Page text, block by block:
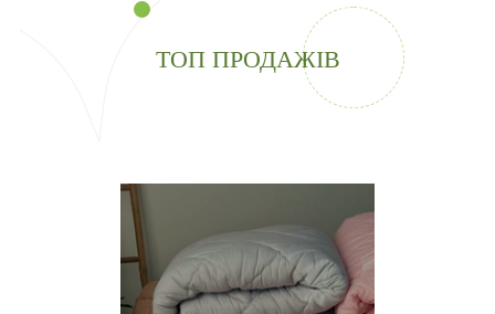
ТОП ПРОДАЖІВ